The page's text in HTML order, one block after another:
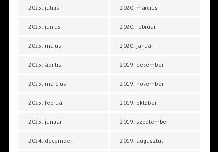
2025. július
2025. június
2025. május
2025. április
2025. március
2025. február
2025. január
2024. december
2020. március
2020. február
2020. január
2019. december
2019. november
2019. október
2019. szeptember
2019. augusztus